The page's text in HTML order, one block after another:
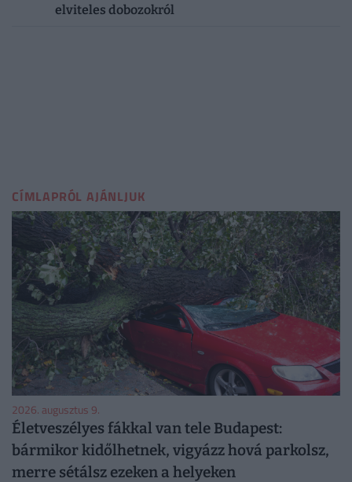
elviteles dobozokról
CÍMLAPRÓL AJÁNLJUK
2026. augusztus 9.
Életveszélyes fákkal van tele Budapest:
bármikor kidőlhetnek, vigyázz hová parkolsz,
merre sétálsz ezeken a helyeken